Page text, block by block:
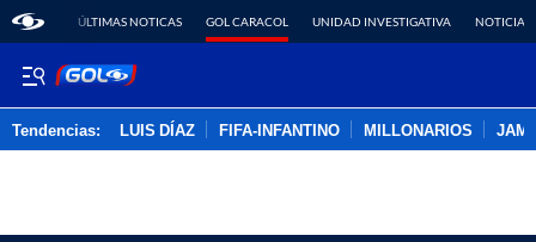
ÚLTIMAS NOTICAS GOL CARACOL UNIDAD INVESTIGATIVA NOTICIAS
Tendencias: LUIS DÍAZ FIFA-INFANTINO MILLONARIOS